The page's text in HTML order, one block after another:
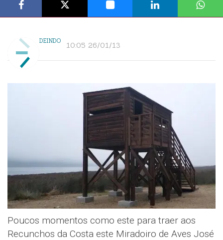
DEINDO 10:05 26/01/13
Poucos momentos como este para traer aos
Recunchos da Costa este Miradoiro de Aves José